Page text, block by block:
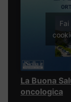
La Buona
oncologica